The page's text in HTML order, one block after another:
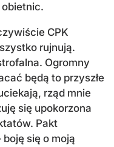
CPK
rujnują.
Ogromny
będą to przyszłe
rząd mnie
się upokorzona
Pakt
się o moją